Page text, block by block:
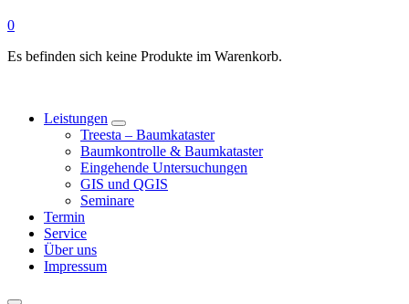
0
Es befinden sich keine Produkte im Warenkorb.
Leistungen
Treesta – Baumkataster
Baumkontrolle & Baumkataster
Eingehende Untersuchungen
GIS und QGIS
Seminare
Termin
Service
Über uns
Impressum